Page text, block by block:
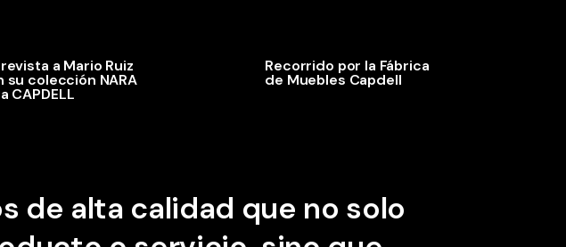
a Mario Ruiz
su colección NARA
CAPDELL
Recorrido por la Fábrica
de Muebles Capdell
de alta calidad que no solo